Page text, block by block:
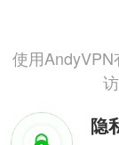
使用AndyVPN
隐